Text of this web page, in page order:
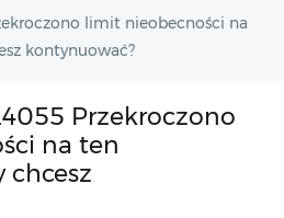
limit nieobecności na
kontynuować?
Przekroczono
na ten
chcesz